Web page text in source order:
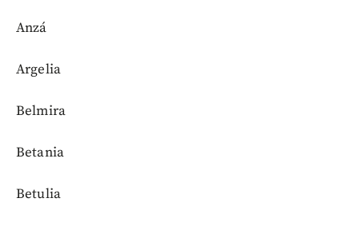
Anzá
Argelia
Belmira
Betania
Betulia